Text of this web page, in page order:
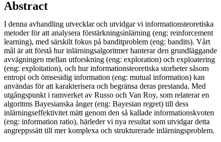
Abstract
I denna avhandling utvecklar och utvidgar vi informationsteoretiska
metoder för att analysera förstärkningsinlärning (eng: reinforcement
learning), med särskilt fokus på banditproblem (eng: bandits). Vårt
mål är att förstå hur inlärningsalgoritmer hanterar den grundläggande
avvägningen mellan utforskning (eng: exploration) och exploatering
(eng: exploitation), och hur informationsteoretiska storheter såsom
entropi och ömsesidig information (eng: mutual information) kan
användas för att karakterisera och begränsa deras prestanda. Med
utgångspunkt i ramverket av Russo och Van Roy, som relaterar en
algoritms Bayesianska ånger (eng: Bayesian regret) till dess
inlärningseffektivitet mätt genom den så kallade informationskvoten
(eng: information ratio), härleder vi nya resultat som utvidgar detta
angreppssätt till mer komplexa och strukturerade inlärningsproblem.